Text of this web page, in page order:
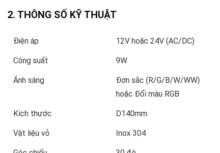
2. THÔNG SỐ KỸ THUẬT
Điện áp 12V hoặc 24V (AC/DC)
Công suất 9W
Ánh sáng
Đơn sắc (R/G/B/W/WW)
hoặc Đổi màu RGB
Kích thước D140mm
Vật liệu vỏ Inox 304